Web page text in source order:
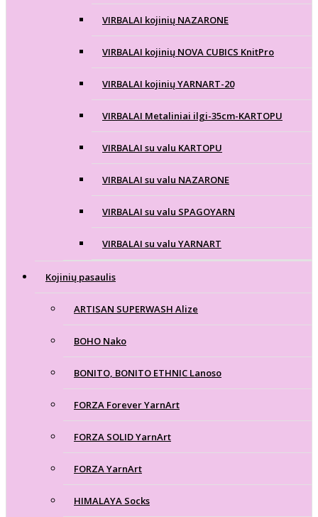
VIRBALAI kojinių NAZARONE
VIRBALAI kojinių NOVA CUBICS KnitPro
VIRBALAI kojinių YARNART-20
VIRBALAI Metaliniai ilgi-35cm-KARTOPU
VIRBALAI su valu KARTOPU
VIRBALAI su valu NAZARONE
VIRBALAI su valu SPAGOYARN
VIRBALAI su valu YARNART
Kojinių pasaulis
ARTISAN SUPERWASH Alize
BOHO Nako
BONITO, BONITO ETHNIC Lanoso
FORZA Forever YarnArt
FORZA SOLID YarnArt
FORZA YarnArt
HIMALAYA Socks